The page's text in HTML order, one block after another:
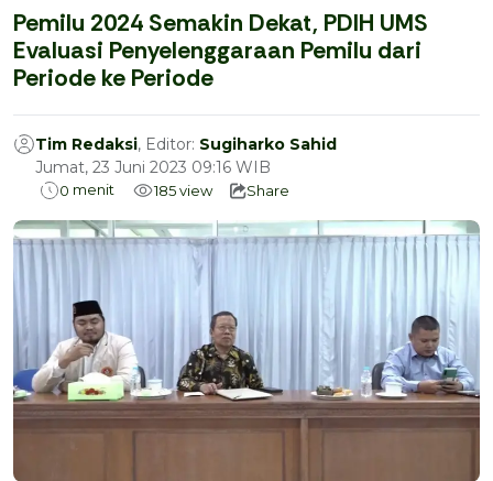
Pemilu 2024 Semakin Dekat, PDIH UMS
Evaluasi Penyelenggaraan Pemilu dari
Periode ke Periode
Tim Redaksi, Editor: Sugiharko Sahid
Jumat, 23 Juni 2023 09:16 WIB
0 menit 185view Share